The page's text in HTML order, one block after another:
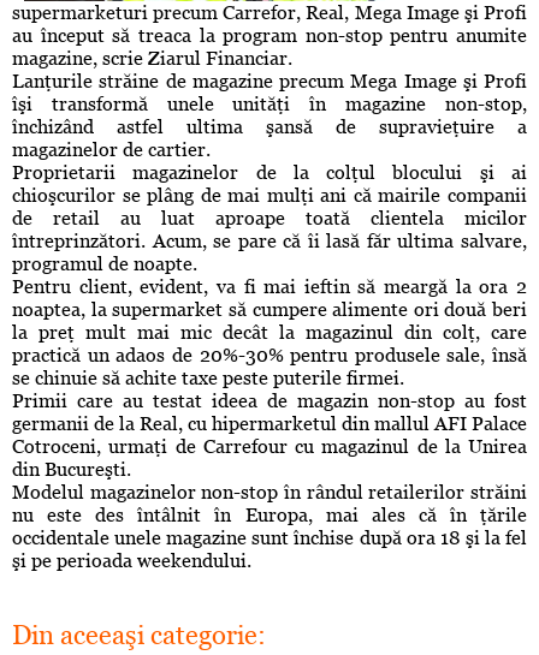
supermarketuri precum Carrefor, Real, Mega Image şi Profi
au început să treaca la program non-stop pentru anumite
magazine, scrie Ziarul Financiar.
Lanţurile străine de magazine precum Mega Image şi Profi
îşi transformă unele unităţi în magazine non-stop,
închizând astfel ultima şansă de supravieţuire a
magazinelor de cartier.
Proprietarii magazinelor de la colţul blocului şi ai
chioşcurilor se plâng de mai mulţi ani că mairile companii
de retail au luat aproape toată clientela micilor
întreprinzători. Acum, se pare că îi lasă făr ultima salvare,
programul de noapte.
Pentru client, evident, va fi mai ieftin să meargă la ora 2
noaptea, la supermarket să cumpere alimente ori două beri
la preţ mult mai mic decât la magazinul din colţ, care
practică un adaos de 20%-30% pentru produsele sale, însă
se chinuie să achite taxe peste puterile firmei.
Primii care au testat ideea de magazin non-stop au fost
germanii de la Real, cu hipermarketul din mallul AFI Palace
Cotroceni, urmaţi de Carrefour cu magazinul de la Unirea
din Bucureşti.
Modelul magazinelor non-stop în rândul retailerilor străini
nu este des întâlnit în Europa, mai ales că în ţările
occidentale unele magazine sunt închise după ora 18 şi la fel
şi pe perioada weekendului.
Din aceeaşi categorie: